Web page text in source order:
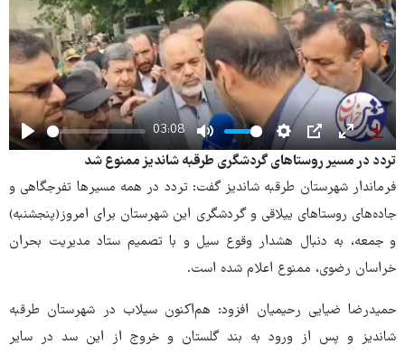
Play
03:08
Mute Settings
PIP Enter
تردد در مسیر روستاهای گردشگری طرقبه شاندیز ممنوع شد
فرماندار شهرستان طرقبه شاندیز گفت: تردد در همه مسیرها تفرجگاهی و
جاده‌های روستاهای ییلاقی و گردشگری این شهرستان برای امروز(پنجشنبه)
و جمعه، به دنبال هشدار وقوع سیل و با تصمیم ستاد مدیریت بحران
خراسان رضوی، ممنوع اعلام شده است.
حمیدرضا ضیایی رحیمیان افزود: هم‌اکنون سیلاب در شهرستان طرقبه
شاندیز و پس از ورود به بند گلستان و خروج از این سد در سایر